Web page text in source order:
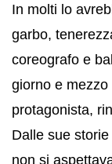
In molti lo
garbo,
coreografo e
giorno e
protagonista,
Dalle sue
non si